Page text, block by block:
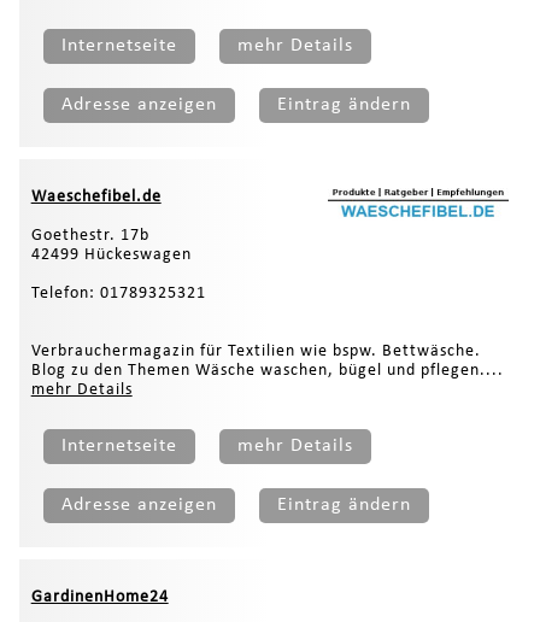
Internetseite mehr Details
Adresse anzeigen Eintrag ändern
Waeschefibel.de
Goethestr. 17b
42499 Hückeswagen
Telefon: 01789325321
Verbrauchermagazin für Textilien wie bspw. Bettwäsche.
Blog zu den Themen Wäsche waschen, bügel und pflegen....
mehr Details
Internetseite mehr Details
Adresse anzeigen Eintrag ändern
GardinenHome24